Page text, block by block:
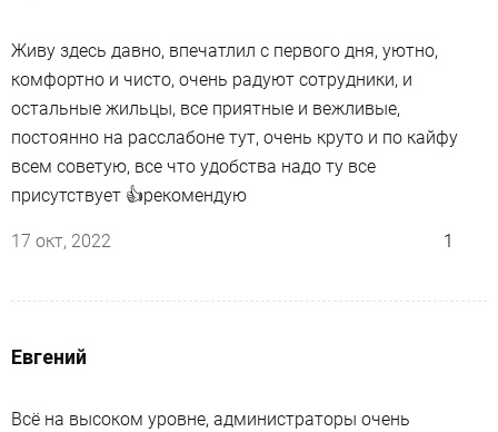
Живу здесь давно, впечатлил с первого дня, уютно,
комфортно и чисто, очень радуют сотрудники, и
остальные жильцы, все приятные и вежливые,
постоянно на расслабоне тут, очень круто и по кайфу
всем советую, все что удобства надо ту все
присутствует 👍рекомендую
17 окт, 2022 1
Евгений
Всё на высоком уровне, администраторы очень